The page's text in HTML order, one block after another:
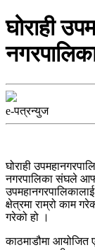
घोराही
e-पत्रन्युज
घोराही
नगरपालिका संघले
क्षेत्रमा राम्रो काम
गरेको हो ।
काठमाडौमा आयोजित